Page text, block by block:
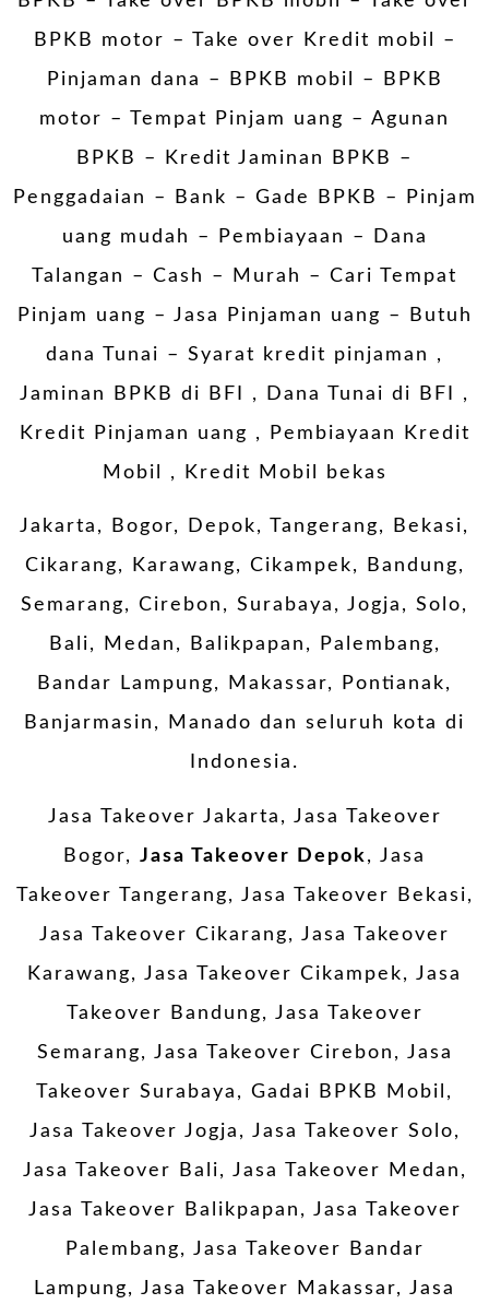
BPKB motor – Take over Kredit mobil –
Pinjaman dana – BPKB mobil – BPKB
motor – Tempat Pinjam uang – Agunan
BPKB – Kredit Jaminan BPKB –
Penggadaian – Bank – Gade BPKB – Pinjam
uang mudah – Pembiayaan – Dana
Talangan – Cash – Murah – Cari Tempat
Pinjam uang – Jasa Pinjaman uang – Butuh
dana Tunai – Syarat kredit pinjaman ,
Jaminan BPKB di BFI , Dana Tunai di BFI ,
Kredit Pinjaman uang , Pembiayaan Kredit
Mobil , Kredit Mobil bekas
Jakarta, Bogor, Depok, Tangerang, Bekasi,
Cikarang, Karawang, Cikampek, Bandung,
Semarang, Cirebon, Surabaya, Jogja, Solo,
Bali, Medan, Balikpapan, Palembang,
Bandar Lampung, Makassar, Pontianak,
Banjarmasin, Manado dan seluruh kota di
Indonesia.
Jasa Takeover Jakarta, Jasa Takeover
Bogor, Jasa Takeover Depok, Jasa
Takeover Tangerang, Jasa Takeover Bekasi,
Jasa Takeover Cikarang, Jasa Takeover
Karawang, Jasa Takeover Cikampek, Jasa
Takeover Bandung, Jasa Takeover
Semarang, Jasa Takeover Cirebon, Jasa
Takeover Surabaya, Gadai BPKB Mobil,
Jasa Takeover Jogja, Jasa Takeover Solo,
Jasa Takeover Bali, Jasa Takeover Medan,
Jasa Takeover Balikpapan, Jasa Takeover
Palembang, Jasa Takeover Bandar
Lampung, Jasa Takeover Makassar, Jasa